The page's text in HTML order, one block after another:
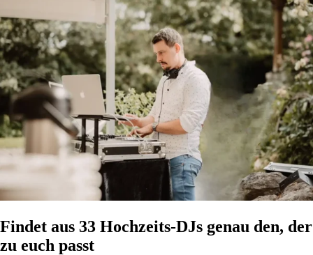
Findet aus 33 Hochzeits-DJs genau den, der
zu euch passt